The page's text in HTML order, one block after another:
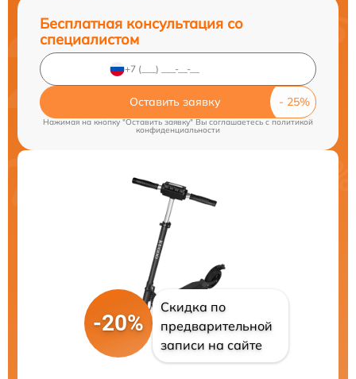
Бесплатная консультация со
специалистом
Оставить заявку
Нажимая на кнопку "Оставить заявку" Вы соглашаетесь cполитикой
конфиденциальности
-20%
Скидка по
предварительной
записи на сайте